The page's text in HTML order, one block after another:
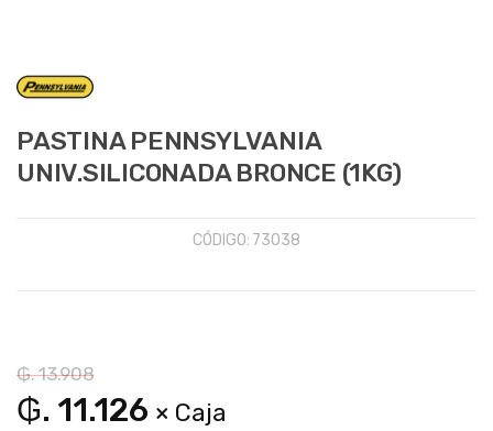
PASTINA PENNSYLVANIA
UNIV.SILICONADA BRONCE (1KG)
CÓDIGO: 73038
₲. 13.908
₲. 11.126 × Caja